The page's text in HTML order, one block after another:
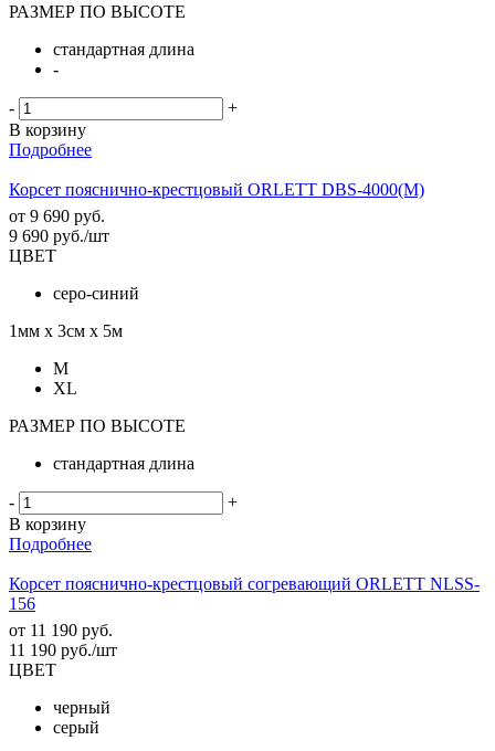
РАЗМЕР ПО ВЫСОТЕ
стандартная длина
-
-
+
В корзину
Подробнее
Корсет пояснично-крестцовый ORLETT DBS-4000(M)
от 9 690 руб.
9 690 руб./шт
ЦВЕТ
серо-синий
1мм х 3см х 5м
M
XL
РАЗМЕР ПО ВЫСОТЕ
стандартная длина
-
+
В корзину
Подробнее
Корсет пояснично-крестцовый согревающий ORLETT NLSS-
156
от 11 190 руб.
11 190 руб./шт
ЦВЕТ
черный
серый